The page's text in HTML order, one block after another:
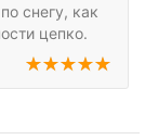
снегу, как
цепко.